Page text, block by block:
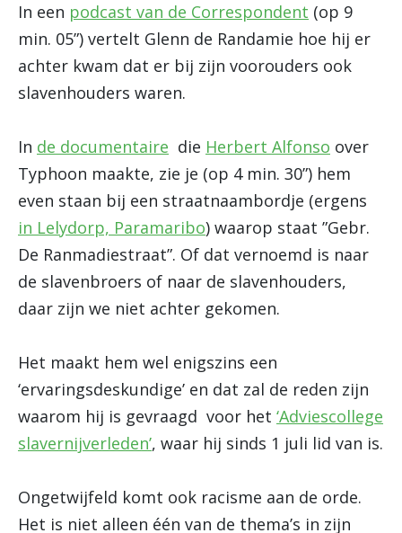
In een podcast van de Correspondent (op 9
min. 05”) vertelt Glenn de Randamie hoe hij er
achter kwam dat er bij zijn voorouders ook
slavenhouders waren.
In de documentaire die Herbert Alfonso over
Typhoon maakte, zie je (op 4 min. 30”) hem
even staan bij een straatnaambordje (ergens
in Lelydorp, Paramaribo) waarop staat ”Gebr.
De Ranmadiestraat”. Of dat vernoemd is naar
de slavenbroers of naar de slavenhouders,
daar zijn we niet achter gekomen.
Het maakt hem wel enigszins een
‘ervaringsdeskundige’ en dat zal de reden zijn
waarom hij is gevraagd voor het ‘Adviescollege
slavernijverleden’, waar hij sinds 1 juli lid van is.
Ongetwijfeld komt ook racisme aan de orde.
Het is niet alleen één van de thema’s in zijn